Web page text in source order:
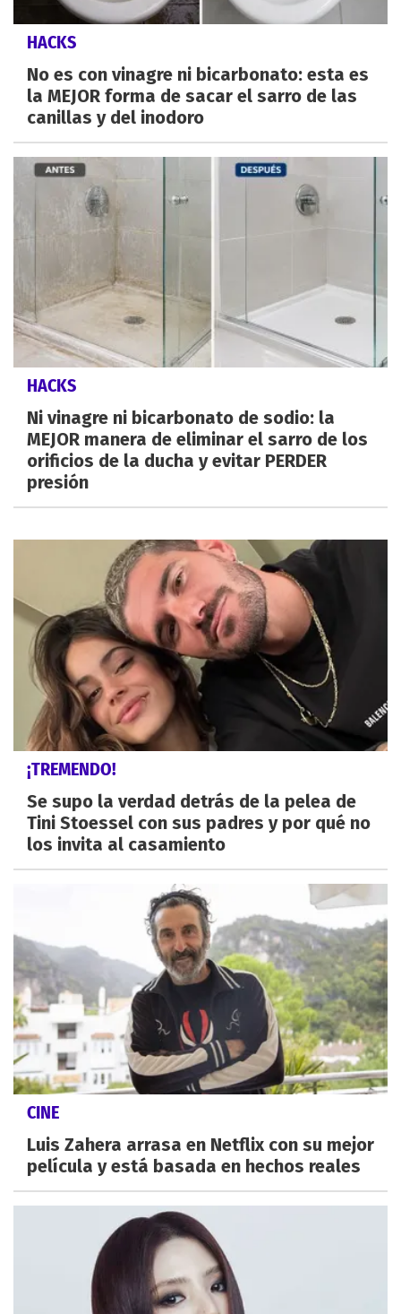
HACKS
No es con vinagre ni bicarbonato: esta es
la MEJOR forma de sacar el sarro de las
canillas y del inodoro
HACKS
Ni vinagre ni bicarbonato de sodio: la
MEJOR manera de eliminar el sarro de los
orificios de la ducha y evitar PERDER
presión
¡TREMENDO!
Se supo la verdad detrás de la pelea de
Tini Stoessel con sus padres y por qué no
los invita al casamiento
CINE
Luis Zahera arrasa en Netflix con su mejor
película y está basada en hechos reales